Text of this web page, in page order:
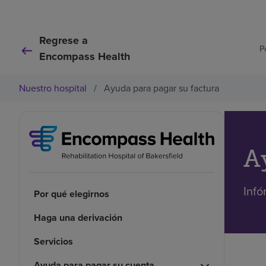
Regrese a
Encompass Health
Nuestro hospital / Ayuda para pagar su factura
Por qué elegirnos
Haga una derivación
Servicios